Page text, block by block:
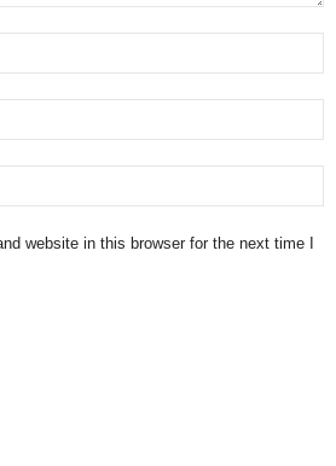
website in this browser for the next time I